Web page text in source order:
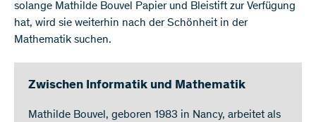
solange Mathilde Bouvel Papier und Bleistift zur Verfügung
hat, wird sie weiterhin nach der Schönheit in der
Mathematik suchen.
Zwischen Informatik und Mathematik
Mathilde Bouvel, geboren 1983 in Nancy, arbeitet als